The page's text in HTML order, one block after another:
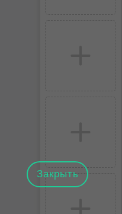
Закрыть